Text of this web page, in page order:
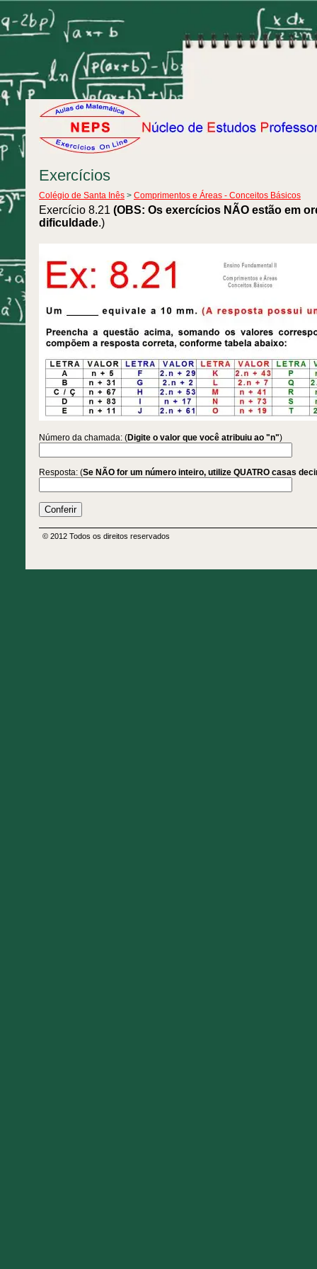
Exercícios
Colégio de Santa Inês > Comprimentos e Áreas - Conceitos Básicos
Exercício 8.21 (OBS: Os exercícios NÃO estão em
dificuldade.)
Número da chamada: (Digite o valor que você atribuiu ao "n")
Resposta: (Se NÃO for um número inteiro, utilize QUATRO casas
© 2012 Todos os direitos reservados